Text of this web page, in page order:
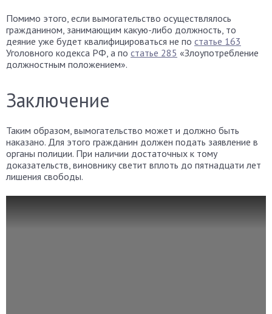
Помимо этого, если вымогательство осуществлялось
гражданином, занимающим какую-либо должность, то
деяние уже будет квалифицироваться не по статье 163
Уголовного кодекса РФ, а по статье 285 «Злоупотребление
должностным положением».
Заключение
Таким образом, вымогательство может и должно быть
наказано. Для этого гражданин должен подать заявление в
органы полиции. При наличии достаточных к тому
доказательств, виновнику светит вплоть до пятнадцати лет
лишения свободы.